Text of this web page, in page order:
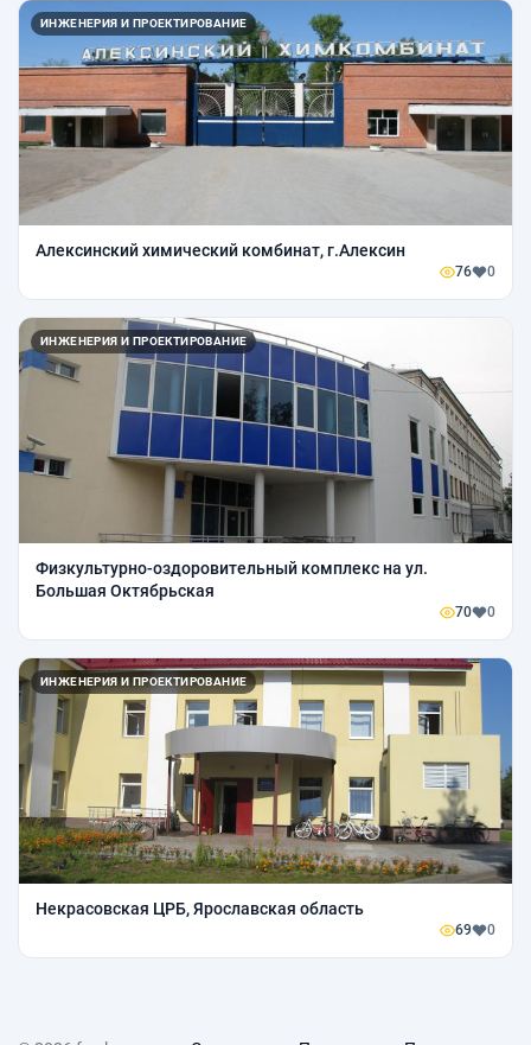
ИНЖЕНЕРИЯ И ПРОЕКТИРОВАНИЕ
Алексинский химический комбинат, г.Алексин
76 0
ИНЖЕНЕРИЯ И ПРОЕКТИРОВАНИЕ
Физкультурно-оздоровительный комплекс на ул.
Большая Октябрьская
70 0
ИНЖЕНЕРИЯ И ПРОЕКТИРОВАНИЕ
Некрасовская ЦРБ, Ярославская область
69 0